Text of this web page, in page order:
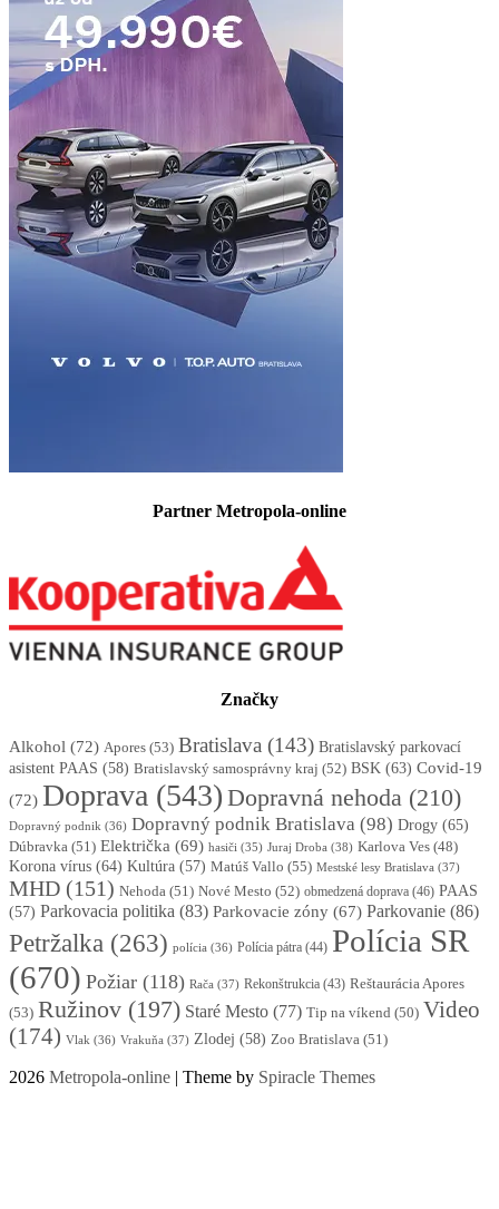
Partner Metropola-online
Značky
Alkohol (72) Apores (53) Bratislava (143) Bratislavský parkovací
asistent PAAS (58) Bratislavský samosprávny kraj (52) BSK (63) Covid-19
(72) Doprava (543) Dopravná nehoda (210)
Dopravný podnik (36) Dopravný podnik Bratislava (98) Drogy (65)
Dúbravka (51) Električka (69) hasiči (35) Juraj Droba (38) Karlova Ves (48)
Korona vírus (64) Kultúra (57) Matúš Vallo (55) Mestské lesy Bratislava (37)
MHD (151) Nehoda (51) Nové Mesto (52) obmedzená doprava (46) PAAS
(57) Parkovacia politika (83) Parkovacie zóny (67) Parkovanie (86)
Petržalka (263) polícia (36) Polícia pátra (44) Polícia SR
(670) Požiar (118) Rača (37) Rekonštrukcia (43) Reštaurácia Apores
(53) Ružinov (197) Staré Mesto (77) Tip na víkend (50) Video
(174) Vlak (36) Vrakuňa (37) Zlodej (58) Zoo Bratislava (51)
2026 Metropola-online | Theme by Spiracle Themes